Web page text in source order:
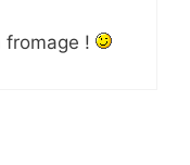
fromage !